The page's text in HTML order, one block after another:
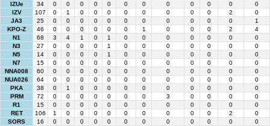
IZUe
34 0 0 0 0 0 0 0 0 0 0 0
0
IZV
107 0 1 0 0 0 0 0 0 0 0 2
0
JA3
25 0 0 0 0 0 0 0 0 0 0 0
1
KPO-Z
46 0 0 0 0 0 0 1 0 0 0 2
4
N1
68 3 4 1 0 1 0 0 0 0 0 0
0
N3
27 0 0 0 0 1 0 0 0 0 0 0
0
N5
14 0 0 0 0 1 0 0 0 0 0 0
0
N7
15 0 0 0 0 0 0 0 0 0 0 0
0
NNA008
60 0 0 0 0 0 0 0 0 0 0 0
0
NUA026
64 0 0 0 0 0 0 0 0 0 0 0
0
PKA
38 0 1 0 0 0 0 0 0 0 0 0
0
PRM
72 0 0 0 0 0 0 0 3 0 0 0
0
R1
15 0 0 0 0 0 0 0 0 0 0 0
0
RET
106 1 0 0 0 0 0 0 0 0 0 2
0
SORS
16 0 0 0 0 0 0 0 0 0 0 0
0